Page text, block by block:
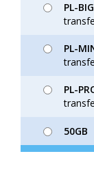
PL-
PL-
PL-
50GB